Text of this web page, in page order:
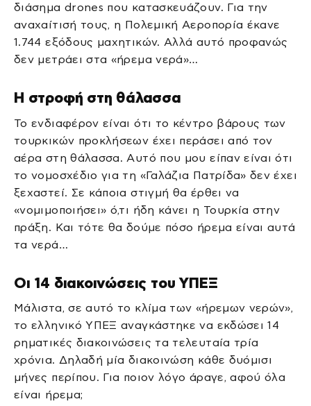
διάσημα drones που κατασκευάζουν. Για την
αναχαίτισή τους, η Πολεμική Αεροπορία έκανε
1.744 εξόδους μαχητικών. Αλλά αυτό προφανώς
δεν μετράει στα «ήρεμα νερά»…
Η στροφή στη θάλασσα
Το ενδιαφέρον είναι ότι το κέντρο βάρους των
τουρκικών προκλήσεων έχει περάσει από τον
αέρα στη θάλασσα. Αυτό που μου είπαν είναι ότι
το νομοσχέδιο για τη «Γαλάζια Πατρίδα» δεν έχει
ξεχαστεί. Σε κάποια στιγμή θα έρθει να
«νομιμοποιήσει» ό,τι ήδη κάνει η Τουρκία στην
πράξη. Και τότε θα δούμε πόσο ήρεμα είναι αυτά
τα νερά…
Οι 14 διακοινώσεις του ΥΠΕΞ
Μάλιστα, σε αυτό το κλίμα των «ήρεμων νερών»,
το ελληνικό ΥΠΕΞ αναγκάστηκε να εκδώσει 14
ρηματικές διακοινώσεις τα τελευταία τρία
χρόνια. Δηλαδή μία διακοινώση κάθε δυόμισι
μήνες περίπου. Για ποιον λόγο άραγε, αφού όλα
είναι ήρεμα;